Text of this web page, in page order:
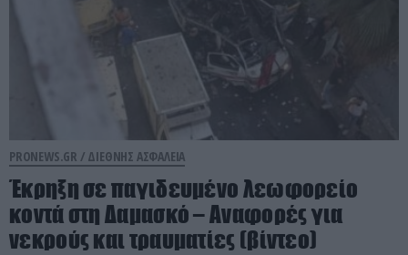
PRONEWS.GR / ΔΙΕΘΝΗΣ ΑΣΦΑΛΕΙΑ
Έκρηξη σε παγιδευμένο λεωφορείο
κοντά στη Δαμασκό – Αναφορές για
νεκρούς και τραυματίες (βίντεο)